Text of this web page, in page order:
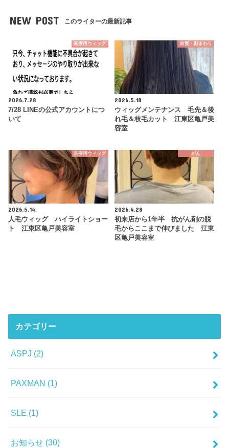
NEW POST このライターの最新記事
医療用ウィッグ
2026.7.28
7/28 LINEの公式アカウントにつ
いて
前髪・顔まわり
2026.5.18
ウィッグメンテナンス 毛先＆後
れ毛＆枝毛カット 江東区亀戸美
容室
医療用ウィッグ
2026.5.14
人毛ウィッグ ハイライトショー
ト 江東区亀戸美容室
がん
2026.4.28
初来店から1年半 抗がん剤の脱
毛からここまで伸びました 江東
区亀戸美容室
カテゴリー
ASPJ (2)
PAXMAN (1)
SLE (1)
お知らせ (30)